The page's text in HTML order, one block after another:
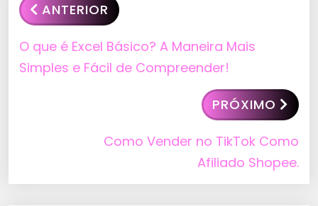
ANTERIOR
O que é Excel Básico? A Maneira Mais
Simples e Fácil de Compreender!
PRÓXIMO
Como Vender no TikTok Como
Afiliado Shopee.